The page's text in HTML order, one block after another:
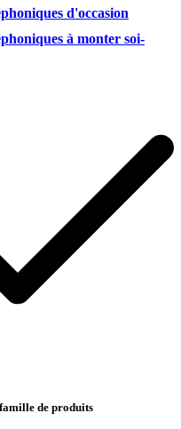
d'occasion
à monter soi-
de produits